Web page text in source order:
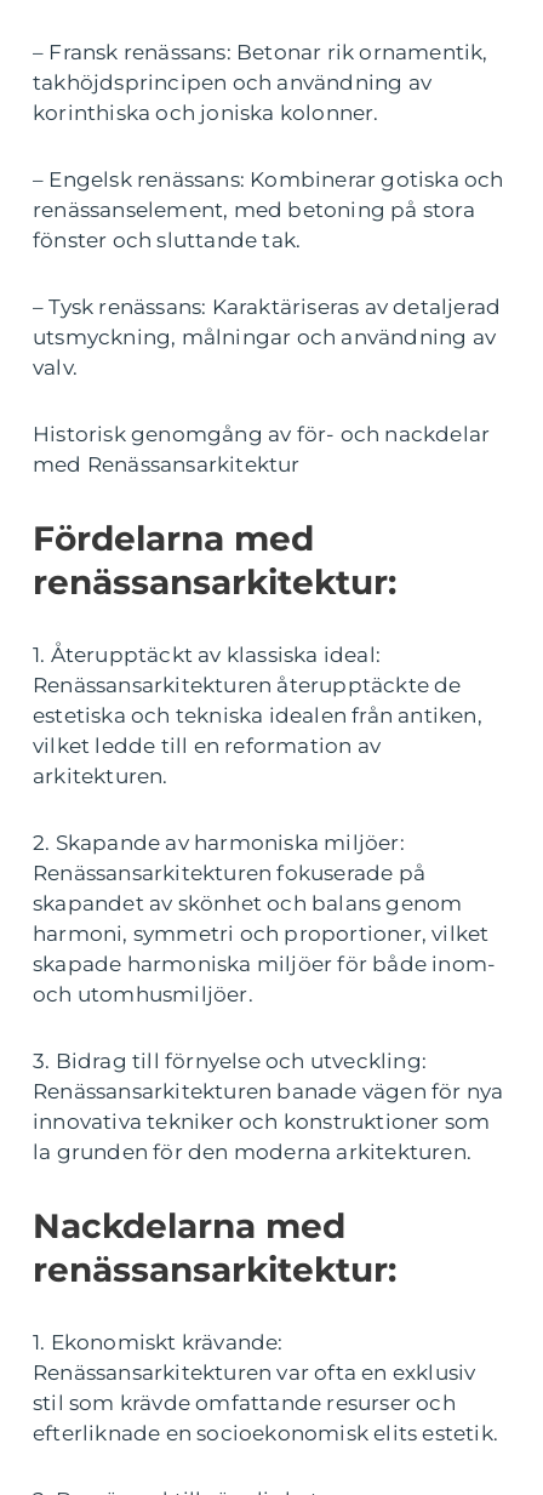
– Fransk renässans: Betonar rik ornamentik,
takhöjdsprincipen och användning av
korinthiska och joniska kolonner.
– Engelsk renässans: Kombinerar gotiska och
renässanselement, med betoning på stora
fönster och sluttande tak.
– Tysk renässans: Karaktäriseras av detaljerad
utsmyckning, målningar och användning av
valv.
Historisk genomgång av för- och nackdelar
med Renässansarkitektur
Fördelarna med
renässansarkitektur:
1. Återupptäckt av klassiska ideal:
Renässansarkitekturen återupptäckte de
estetiska och tekniska idealen från antiken,
vilket ledde till en reformation av
arkitekturen.
2. Skapande av harmoniska miljöer:
Renässansarkitekturen fokuserade på
skapandet av skönhet och balans genom
harmoni, symmetri och proportioner, vilket
skapade harmoniska miljöer för både inom-
och utomhusmiljöer.
3. Bidrag till förnyelse och utveckling:
Renässansarkitekturen banade vägen för nya
innovativa tekniker och konstruktioner som
la grunden för den moderna arkitekturen.
Nackdelarna med
renässansarkitektur:
1. Ekonomiskt krävande:
Renässansarkitekturen var ofta en exklusiv
stil som krävde omfattande resurser och
efterliknade en socioekonomisk elits estetik.